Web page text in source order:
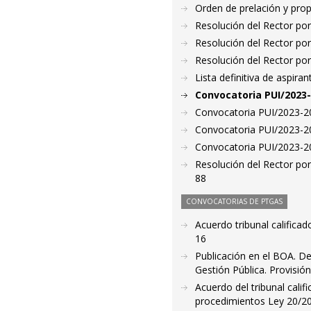
Orden de prelación y
Resolución del Rector
Resolución del Rector
Resolución del Rector
Lista definitiva de
Convocatoria PUI/
Convocatoria PUI/2023-
Convocatoria PUI/2023-
Convocatoria PUI/2023-
Resolución del Rector
88
CONVOCATORIAS DE PTGAS
Acuerdo tribunal
16
Publicación en el BOA.
Gestión Pública.
Acuerdo del tribunal
procedimientos Ley 20/